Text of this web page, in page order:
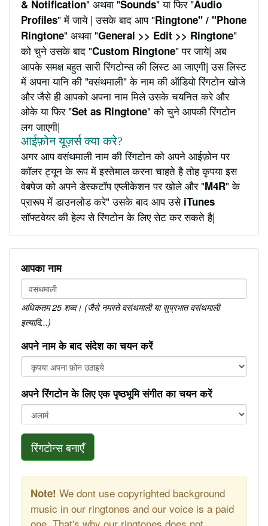
& Notification" अथवा "Sounds" या फिर "Audio
Profiles" में जाये | उसके बाद आप "Ringtone" / "Phone
Ringtone" अथवा "General >> Edit >> Ringtone"
को चुने उसके बाद "Custom Ringtone" पर जाये| अब
आपके समक्ष बहुत सारी रिंगटोन्स की लिस्ट आ जाएगी| उस लिस्ट
में अपना यानि की "वसंथमाली" के नाम की ऑडियो रिंगटोन खोजे
और जैसे ही आपको अपना नाम मिले उसके चयनित करे और
ओके या फिर "Set as Ringtone" को चुने आपकी रिंगटोन
लग जाएगी|
आईफ़ोन यूज़र्स क्या करे?
अगर आप वसंथमाली नाम की रिंगटोन को अपने आईफ़ोन पर
कॉलर ट्यून के रूप में इस्तेमाल करना चाहते है तोह कृपया इस
वेबपेज को अपने डेस्कटॉप एप्लीकेशन पर खोले और "M4R" के
प्रारूप में डाउनलोड करे" उसके बाद आप उसे iTunes
सॉफ्टवेयर की हेल्प से रिंगटोन के लिए सेट कर सकते है|
आपका नाम
अधिकतम 25 शब्द। (जैसे नमस्ते वसंथमाली या सुप्रभात वसंथमाली
इत्यादि...)
अपने नाम के बाद संदेश का चयन करें
अपने रिंगटोन के लिए एक पृष्ठभूमि संगीत का चयन करें
रिंगटोन्स बनाएँ
Note! We dont use copyrighted background
music in our ringtones and our voice is a paid
one. That's why our ringtones does not